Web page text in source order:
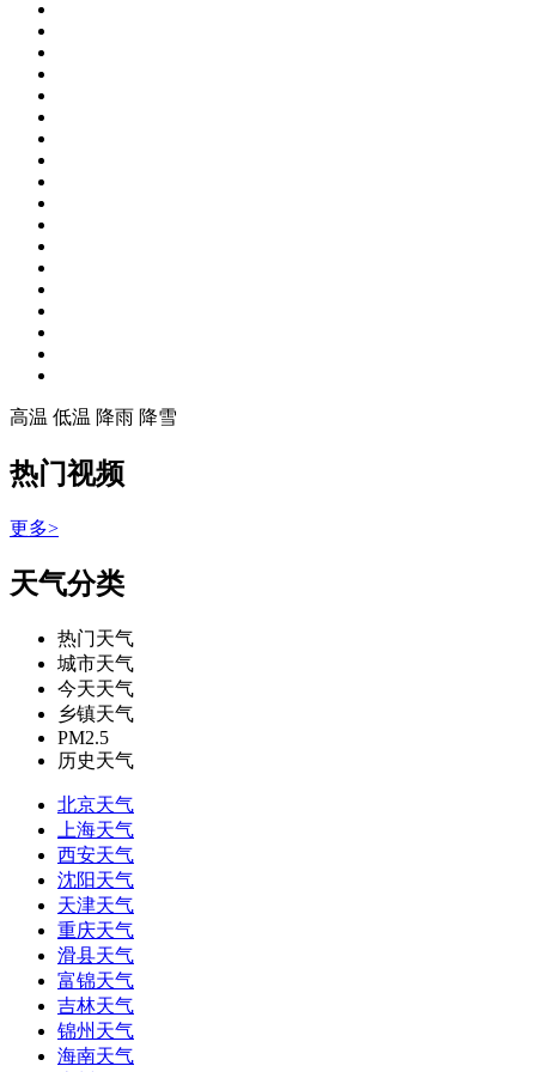
高温 低温 降雨 降雪
热门视频
更多>
天气分类
热门天气
城市天气
今天天气
乡镇天气
PM2.5
历史天气
北京天气
上海天气
西安天气
沈阳天气
天津天气
重庆天气
滑县天气
富锦天气
吉林天气
锦州天气
海南天气